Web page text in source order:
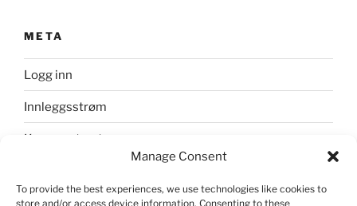
Manage Consent
To provide the best experiences, we use technologies like cookies to
store and/or access device information. Consenting to these
META
Logg inn
Innleggsstrøm
Kommentarstrøm